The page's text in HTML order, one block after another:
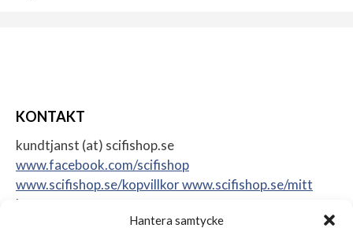
Hantera samtycke
KONTAKT
kundtjanst (at) scifishop.se
www.facebook.com/scifishop
www.scifishop.se/kopvillkorwww.scifishop.se/mitt
konto